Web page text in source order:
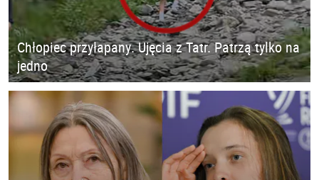
Chłopiec przyłapany. Ujęcia z Tatr. Patrzą tylko na
jedno